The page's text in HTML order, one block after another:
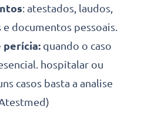
: atestados, laudos,
documentos pessoais.
perícia: quando o caso
hospitalar ou
casos basta a analise